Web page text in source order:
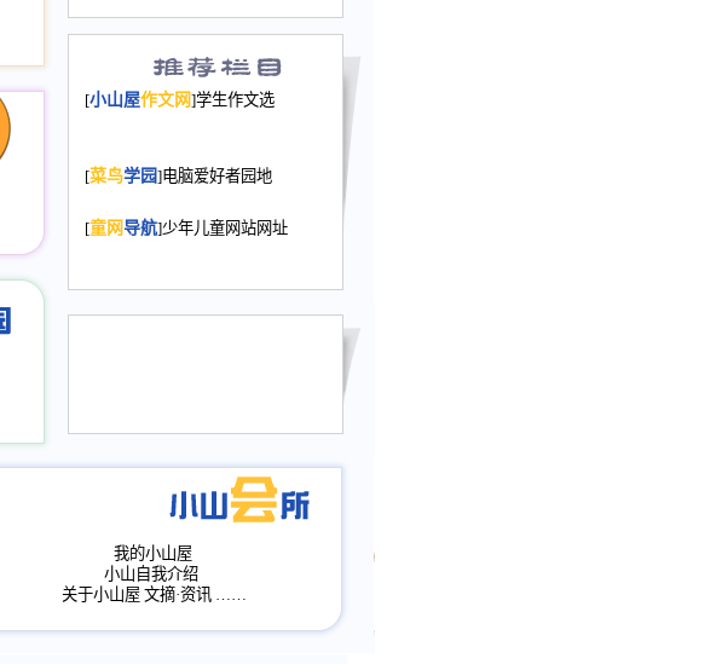
长会、家园网－个人空间，用户一
次注册全部通行。
2008.12.12家园网正式运行，域
年，2009版提前启用，小山屋全面
小山画廊均增加多个新栏目。。
评分、顶功能，作文宝典改版。
[小山屋作文网]学生作文选
[菜鸟学园]电脑爱好者园地
[童网导航]少年儿童网站网址
我的小山屋
小山自我介绍
关于小山屋 文摘·资讯 ……